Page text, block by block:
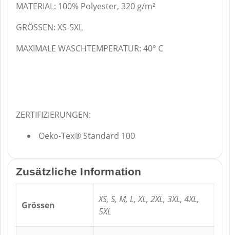
MATERIAL: 100% Polyester, 320 g/m²
GRÖSSEN: XS-5XL
MAXIMALE WASCHTEMPERATUR: 40° C
ZERTIFIZIERUNGEN:
Oeko-Tex® Standard 100
Zusätzliche Information
Grössen
XS, S, M, L, XL, 2XL, 3XL, 4XL,
5XL